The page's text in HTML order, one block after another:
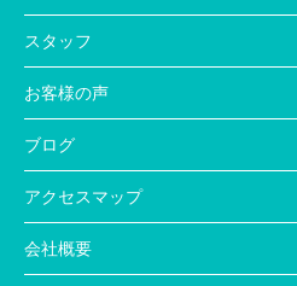
スタッフ
お客様の声
ブログ
アクセスマップ
会社概要